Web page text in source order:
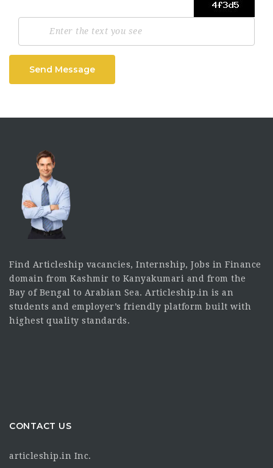
Send Message
Find Articleship vacancies, Internship, Jobs in Finance
domain from Kashmir to Kanyakumari and from the
Bay of Bengal to Arabian Sea. Articleship.in is an
students and employer’s friendly platform built with
highest quality standards.
CONTACT US
articleship.in Inc.